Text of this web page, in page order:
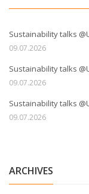
Sustainability talks
09.07.2026
Sustainability talks
09.07.2026
Sustainability talks
09.07.2026
ARCHIVES